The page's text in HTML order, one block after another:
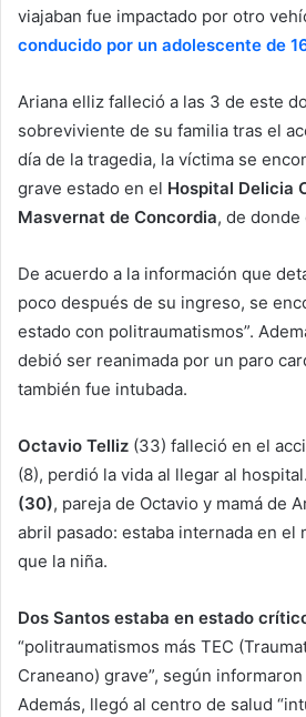
viajaban fue impactado por otro
conducido por un adolescente de
Ariana elliz falleció a las 3 de este
sobreviviente de su familia tras el
día de la tragedia, la víctima se
grave estado en el Hospital Delicia
Masvernat de Concordia, de donde
De acuerdo a la información que
poco después de su ingreso, se
estado con politraumatismos”.
debió ser reanimada por un paro
también fue intubada.
Octavio Telliz (33) falleció en el
(8), perdió la vida al llegar al hospital.
(30), pareja de Octavio y mamá de
abril pasado: estaba internada en el
que la niña.
Dos Santos estaba en estado
“politraumatismos más TEC
Craneano) grave”, según
Además, llegó al centro de salud